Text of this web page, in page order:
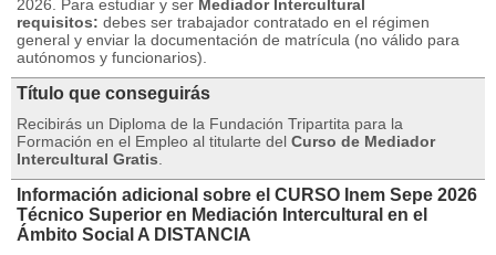
2026. Para estudiar y ser Mediador Intercultural
requisitos: debes ser trabajador contratado en el régimen
general y enviar la documentación de matrícula (no válido para
autónomos y funcionarios).
Título que conseguirás
Recibirás un Diploma de la Fundación Tripartita para la
Formación en el Empleo al titularte del Curso de Mediador
Intercultural Gratis
Información adicional sobre el CURSO Inem Sepe 2026
Técnico Superior en Mediación Intercultural en el
Ámbito Social A DISTANCIA